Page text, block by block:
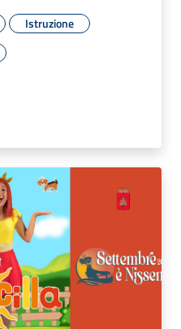
Istruzione